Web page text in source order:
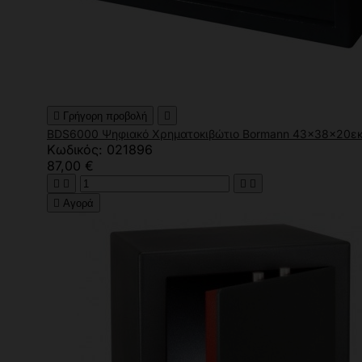
 Γρήγορη προβολή 
BDS6000 Ψηφιακό Χρηματοκιβώτιο Bormann 43x38x20εκ
Κωδικός: 021896
87,00 €
   
 Αγορά